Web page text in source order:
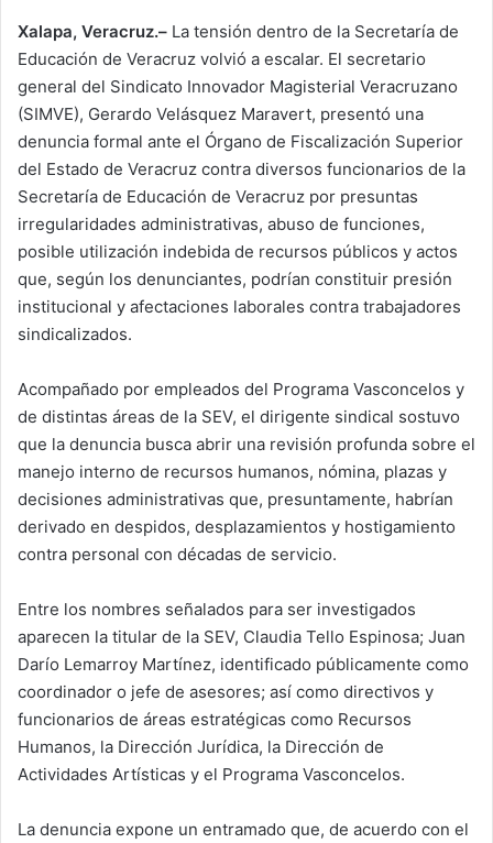
Xalapa, Veracruz.– La tensión dentro de la Secretaría de
Educación de Veracruz volvió a escalar. El secretario
general del Sindicato Innovador Magisterial Veracruzano
(SIMVE), Gerardo Velásquez Maravert, presentó una
denuncia formal ante el Órgano de Fiscalización Superior
del Estado de Veracruz contra diversos funcionarios de la
Secretaría de Educación de Veracruz por presuntas
irregularidades administrativas, abuso de funciones,
posible utilización indebida de recursos públicos y actos
que, según los denunciantes, podrían constituir presión
institucional y afectaciones laborales contra trabajadores
sindicalizados.
Acompañado por empleados del Programa Vasconcelos y
de distintas áreas de la SEV, el dirigente sindical sostuvo
que la denuncia busca abrir una revisión profunda sobre el
manejo interno de recursos humanos, nómina, plazas y
decisiones administrativas que, presuntamente, habrían
derivado en despidos, desplazamientos y hostigamiento
contra personal con décadas de servicio.
Entre los nombres señalados para ser investigados
aparecen la titular de la SEV, Claudia Tello Espinosa; Juan
Darío Lemarroy Martínez, identificado públicamente como
coordinador o jefe de asesores; así como directivos y
funcionarios de áreas estratégicas como Recursos
Humanos, la Dirección Jurídica, la Dirección de
Actividades Artísticas y el Programa Vasconcelos.
La denuncia expone un entramado que, de acuerdo con el